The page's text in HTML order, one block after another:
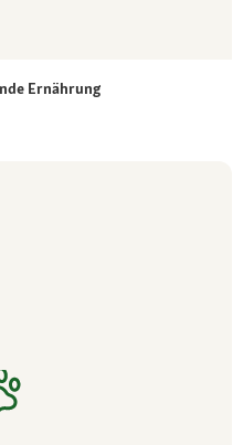
Ernährung